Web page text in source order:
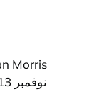
Morris
نوفمبر 13, 2024